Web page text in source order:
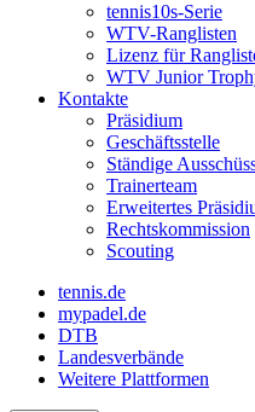
tennis10s-Serie
WTV-Ranglisten
Lizenz für
WTV Junior
Kontakte
Präsidium
Geschäftsstelle
Ständige
Trainerteam
Erweitertes
Rechtskommission
Scouting
tennis.de
mypadel.de
DTB
Landesverbände
Weitere Plattformen